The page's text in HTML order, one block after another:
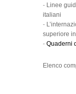
- Linee
italiani
-
superiore
- Quaderni
Elenco